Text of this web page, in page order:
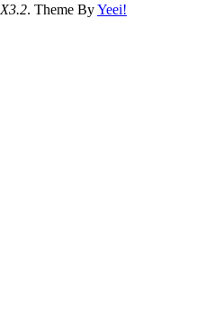
X3.2. Theme ByYeei!